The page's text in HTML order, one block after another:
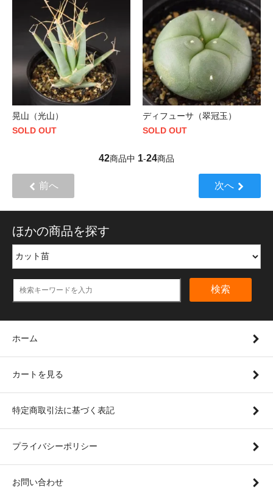
晃山（光山）
SOLD OUT
ディフューサ（翠冠玉）
SOLD OUT
42商品中 1-24商品
前へ 次へ
ほかの商品を探す
検索
ホーム
カートを見る
特定商取引法に基づく表記
プライバシーポリシー
お問い合わせ